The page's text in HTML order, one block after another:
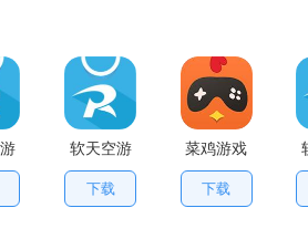
软天空游
戏大全
App
下载
菜鸡游戏
不用排队
版
下载